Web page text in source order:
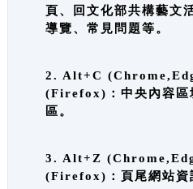
頁、回文化部共構藝文
導覽、常見問題等。
2. Alt+C
(Firefox)：中央內容區
區。
3. Alt+Z
(Firefox)：頁尾網站資